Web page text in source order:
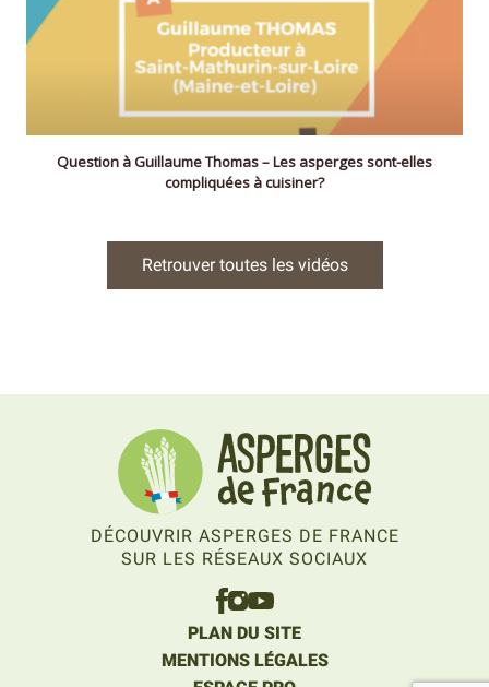
Question à Guillaume Thomas – Les asperges sont-elles
compliquées à cuisiner?
Retrouver toutes les vidéos
DÉCOUVRIR ASPERGES DE FRANCE
SUR LES RÉSEAUX SOCIAUX
PLAN DU SITE
MENTIONS LÉGALES